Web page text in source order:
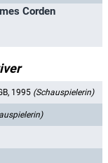
Corden
1995 (Schauspielerin)